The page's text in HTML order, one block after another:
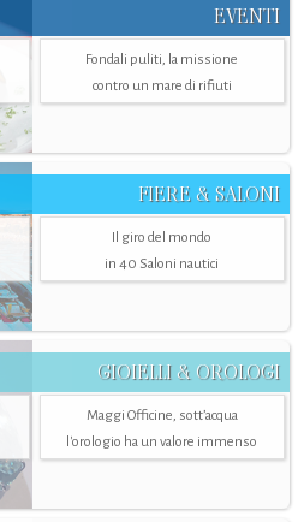
EVENTI
Fondali puliti, la missione
contro un mare di rifiuti
FIERE & SALONI
Il giro del mondo
in 40 Saloni nautici
GIOIELLI & OROLOGI
Maggi Officine, sott’acqua
l'orologio ha un valore immenso